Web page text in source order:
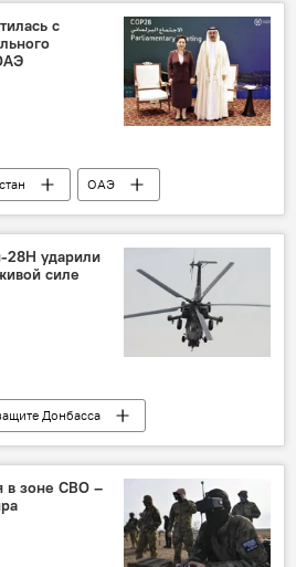
Армения
с
ОАЭ
Дубай
28Н ударили
силе
Донбасса
вертолеты
в зоне СВО –